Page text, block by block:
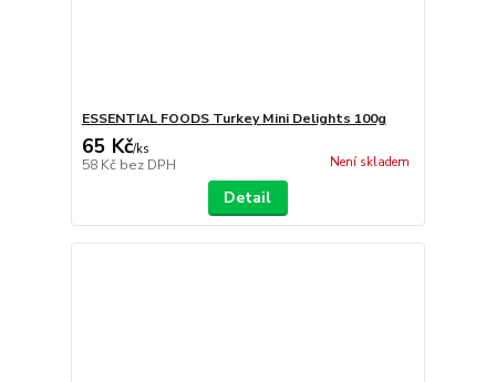
ESSENTIAL FOODS Turkey Mini Delights 100g
65 Kč/ks
58 Kč bez DPH Není skladem
Detail